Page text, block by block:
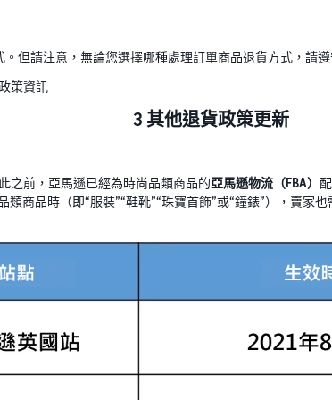
但請注意，無論您選擇哪種處理訂單商品退貨方式，請
策資訊
3 其他退貨政策更新
之前，亞馬遜已經為時尚品類商品的亞馬遜物流（FBA）
類商品時（即“服裝”“鞋靴”“珠寶首飾”或“鐘錶”），賣家